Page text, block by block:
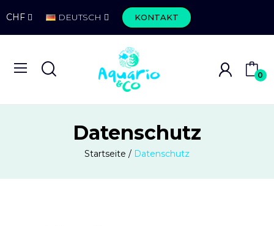
CHF DEUTSCH KONTAKT
0
Datenschutz
Startseite Datenschutz